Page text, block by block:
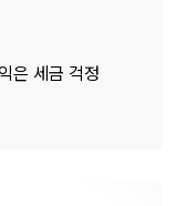
은 세금 걱정